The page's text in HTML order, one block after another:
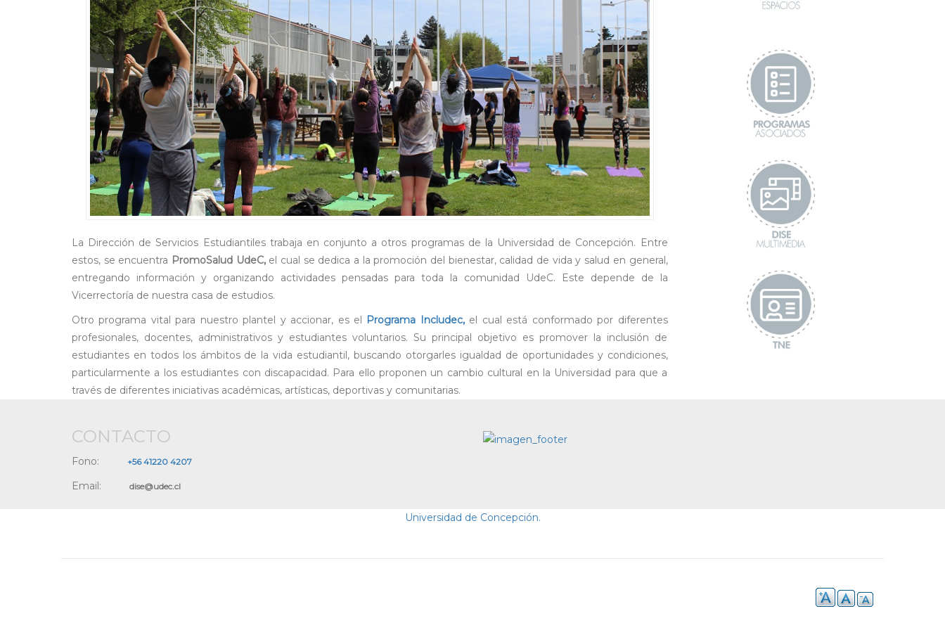
La Dirección de Servicios Estudiantiles trabaja en conjunto a otros programas de la Universidad de Concepción. Entre
estos, se encuentra PromoSalud UdeC,el cual se dedica a la promoción del bienestar, calidad de vida y salud en general,
entregando información y organizando actividades pensadas para toda la comunidad UdeC. Este depende de la
Vicerrectoría de nuestra casa de estudios.
Otro programa vital para nuestro plantel y accionar, es el Programa Includec,el cual está conformado por diferentes
profesionales, docentes, administrativos y estudiantes voluntarios. Su principal objetivo es promover la inclusión de
estudiantes en todos los ámbitos de la vida estudiantil, buscando otorgarles igualdad de oportunidades y condiciones,
particularmente a los estudiantes con discapacidad. Para ello proponen un cambio cultural en la Universidad para que a
través de diferentes iniciativas académicas, artísticas, deportivas y comunitarias.
CONTACTO
Fono: +56 41220 4207
Email: dise@udec.cl
Universidad de Concepción.